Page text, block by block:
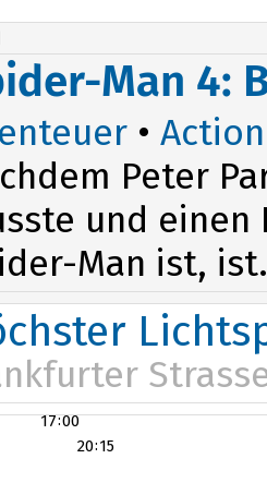
Man 4:
• Action
Peter
und
Man ist,
17:00
20:15